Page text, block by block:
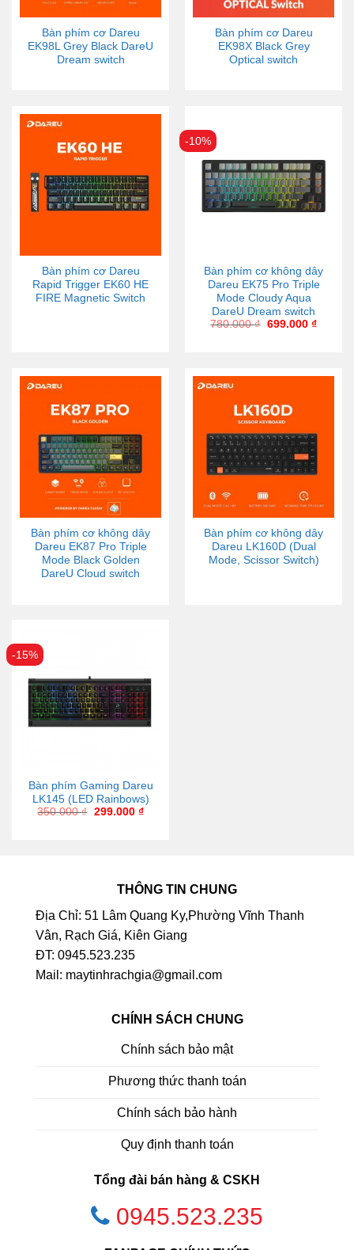
Bàn phím cơ Dareu
EK98L Grey Black DareU
Dream switch
Bàn phím cơ Dareu
EK98X Black Grey
Optical switch
Bàn phím cơ Dareu
Rapid Trigger EK60 HE
FIRE Magnetic Switch
-10%
Bàn phím cơ không dây
Dareu EK75 Pro Triple
Mode Cloudy Aqua
DareU Dream switch
780.000₫ 699.000 ₫
Bàn phím cơ không dây
Dareu EK87 Pro Triple
Mode Black Golden
DareU Cloud switch
Bàn phím cơ không dây
Dareu LK160D (Dual
Mode, Scissor Switch)
-15%
Bàn phím Gaming Dareu
LK145 (LED Rainbows)
350.000₫ 299.000 ₫
THÔNG TIN CHUNG
Địa Chỉ: 51 Lâm Quang Ky,Phường Vĩnh Thanh
Vân, Rạch Giá, Kiên Giang
ĐT: 0945.523.235
Mail: maytinhrachgia@gmail.com
CHÍNH SÁCH CHUNG
Chính sách bảo mật
Phương thức thanh toán
Chính sách bảo hành
Quy định thanh toán
Tổng đài bán hàng & CSKH
0945.523.235